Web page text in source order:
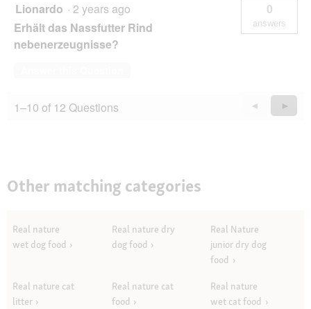
Lionardo · 2 years ago
Erhält das Nassfutter Rind
nebenerzeugnisse?
0
answers
1–10 of 12 Questions
Previous
Questions
◄
Next
►
Other matching categories
Real nature
wet dog food
Real nature dry
dog food
Real Nature
junior dry dog
food
Real nature cat
litter
Real nature cat
food
Real nature
wet cat food